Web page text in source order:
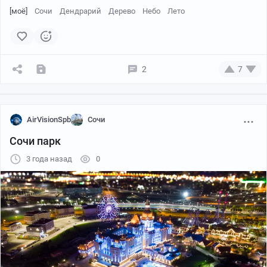
[моё] Сочи Дендрарий Дерево Небо Лето
2 7
AirVisionSpb Сочи
Сочи парк
3 года назад 0